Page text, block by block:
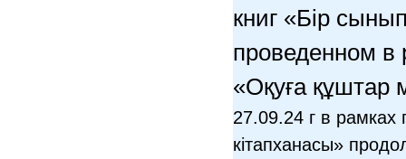
книг «Бір
проведенном в
«Оқуға құштар
27.09.24 г в
кітапханасы»